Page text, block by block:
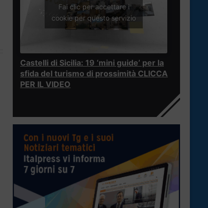
Fai clic per accettare i
cookie per questo servizio
Castelli di Sicilia: 19 ‘mini guide’ per la
sfida del turismo di prossimità CLICCA
PER IL VIDEO